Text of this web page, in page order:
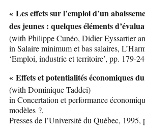
« Les effets sur l’emploi d’un
des jeunes : quelques éléments
(with Philippe Cunéo, Didier Eyssartier
in Salaire minimum et bas salaires,
‘Emploi, industrie et territoire’, pp. 179-
« Effets et potentialités économiques
(with Dominique Taddei)
in Concertation et performance
modèles ?,
Presses de l’Université du Québec, 1995,